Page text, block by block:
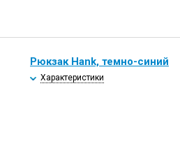
Рюкзак Hank, темно-синий
Характеристики